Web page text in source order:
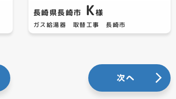
長崎県長崎市 K様
ガス給湯器 取替工事 長崎市
次へ